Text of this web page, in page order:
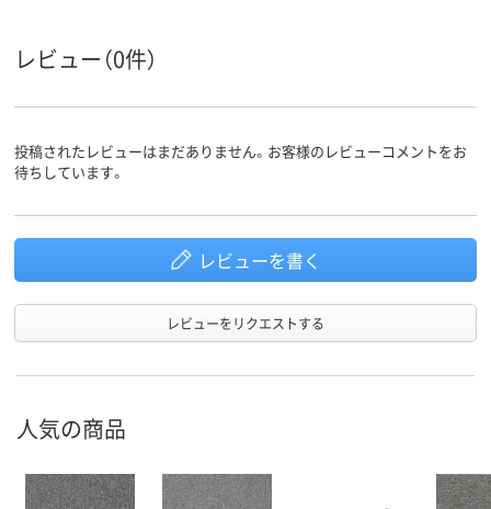
レビュー（0件）
投稿されたレビューはまだありません。お客様のレビューコメントをお
待ちしています。
レビューを書く
レビューをリクエストする
人気の商品